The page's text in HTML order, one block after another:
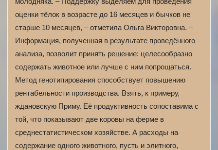
оценки тёлок в возрасте до 16 месяцев и бычков не
старше 10 месяцев, – отметила Ольга Викторовна. –
Информация, полученная в результате проведённого
анализа, позволит принять решение: целесообразно
содержать животное или лучше с ним попрощаться.
Метод генотипирования способствует повышению
рентабельности производства. Взять, к примеру,
ждановскую Приму. Её продуктивность сопоставима с
той, что показывают две коровы на ферме в
среднестатистическом хозяйстве. А расходы на
содержание одного животного, пусть и элитного,